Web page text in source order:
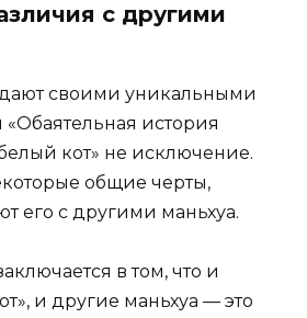
с другими
своими уникальными
история
кот» не исключение.
общие черты,
его с другими маньхуа.
в том, что и
и другие маньхуа — это